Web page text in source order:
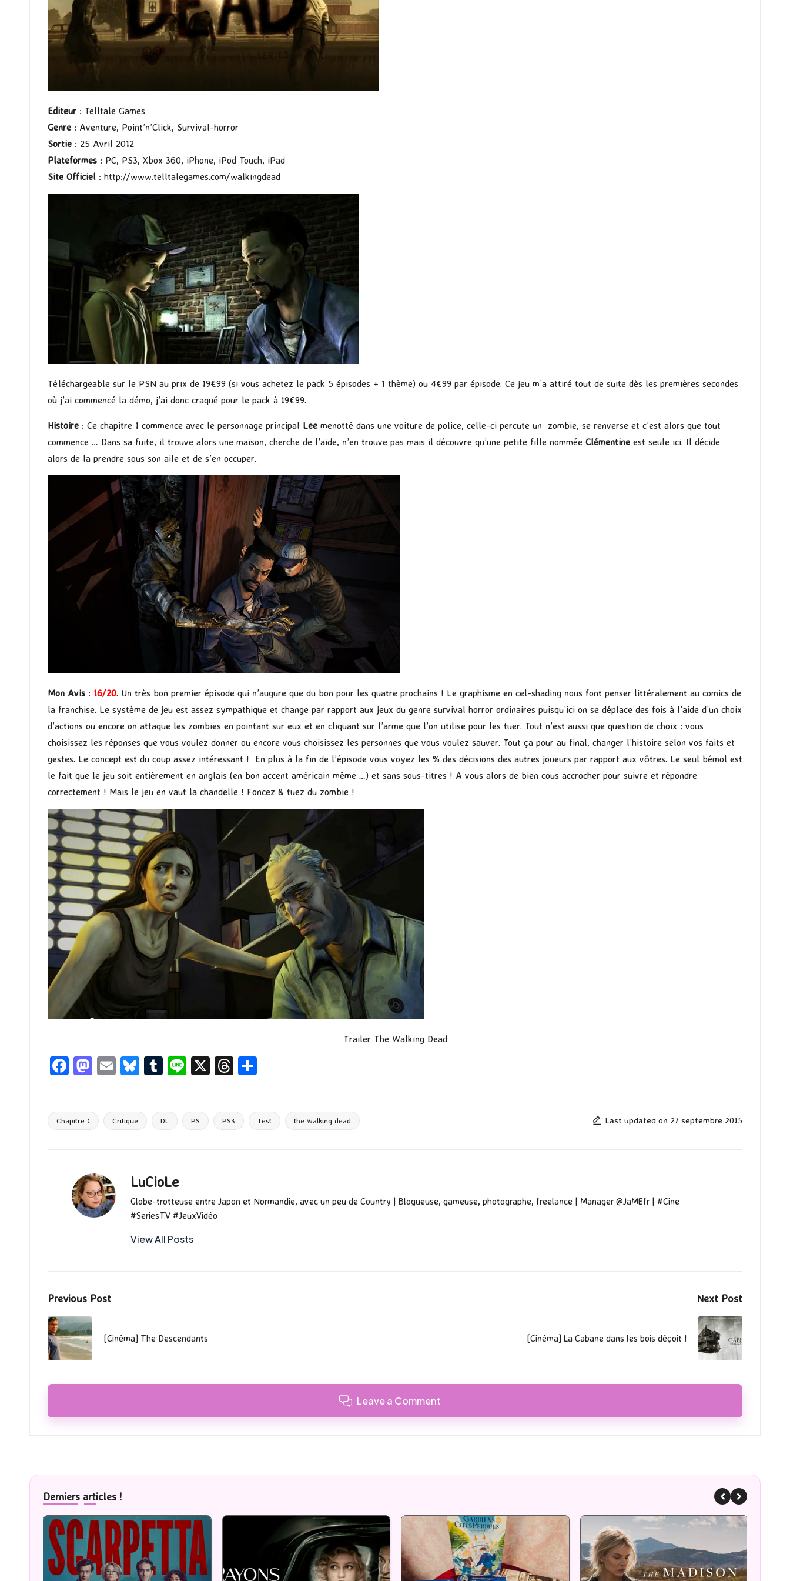
Editeur : Telltale Games
Genre : Aventure, Point’n’Click, Survival-horror
Sortie : 25 Avril 2012
Plateformes : PC, PS3, Xbox 360, iPhone, iPod Touch, iPad
Site Officiel : http://www.telltalegames.com/walkingdead
Téléchargeable sur le PSN au prix de 19€99 (si vous achetez le pack 5 épisodes + 1 thème) ou 4€99 par épisode. Ce jeu m’a attiré tout de suite dès les premières secondes
où j’ai commencé la démo, j’ai donc craqué pour le pack à 19€99.
Histoire : Ce chapitre 1 commence avec le personnage principal Lee menotté dans une voiture de police, celle-ci percute un zombie, se renverse et c’est alors que tout
commence … Dans sa fuite, il trouve alors une maison, cherche de l’aide, n’en trouve pas mais il découvre qu’une petite fille nommée Clémentine est seule ici. Il décide
alors de la prendre sous son aile et de s’en occuper.
Mon Avis : 16/20. Un très bon premier épisode qui n’augure que du bon pour les quatre prochains ! Le graphisme en cel-shading nous font penser littéralement au comics de
la franchise. Le système de jeu est assez sympathique et change par rapport aux jeux du genre survival horror ordinaires puisqu’ici on se déplace des fois à l’aide d’un choix
d’actions ou encore on attaque les zombies en pointant sur eux et en cliquant sur l’arme que l’on utilise pour les tuer. Tout n’est aussi que question de choix : vous
choisissez les réponses que vous voulez donner ou encore vous choisissez les personnes que vous voulez sauver. Tout ça pour au final, changer l’histoire selon vos faits et
gestes. Le concept est du coup assez intéressant ! En plus à la fin de l’épisode vous voyez les % des décisions des autres joueurs par rapport aux vôtres. Le seul bémol est
le fait que le jeu soit entièrement en anglais (en bon accent américain même …) et sans sous-titres ! A vous alors de bien cous accrocher pour suivre et répondre
correctement ! Mais le jeu en vaut la chandelle ! Foncez & tuez du zombie !
Trailer The Walking Dead
Fa
o
M
d
E
l
Bl
ky
T
bl
Li X
T
ds g
Tags:
Chapitre 1 Critique DL PS PS3 Test the walking dead Last updated on 27 septembre 2015
LuCioLe
Globe-trotteuse entre Japon et Normandie, avec un peu de Country | Blogueuse, gameuse, photographe, freelance | Manager @JaMEfr | #Cine
#SeriesTV #JeuxVidéo
View All Posts
Post
navigation
Previous Post
[Cinéma] The Descendants
Next Post
[Cinéma] La Cabane dans les bois déçoit !
Leave a Comment
Derniers articles !